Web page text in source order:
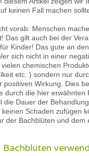
keinen Fall machen
vorab: Menschen
Das gilt auch bei der
Kinder! Das gute an
sich nicht in einer
chemischen
etc. ) sondern nur
positiven Wirkung. Dies
durch die hier erwähnten
die Dauer der
Schaden zufügen
der Bachblüten und dem
Bachblüten